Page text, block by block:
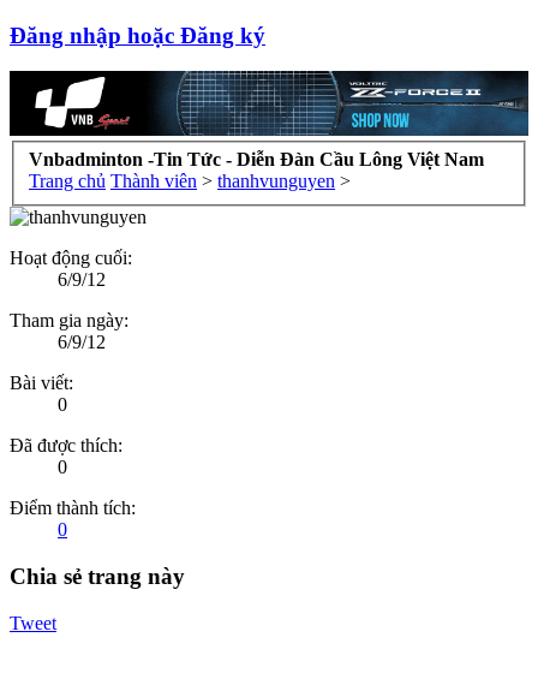
Đăng nhập hoặc Đăng ký
Vnbadminton -Tin Tức - Diễn Đàn Cầu Lông Việt Nam
Trang chủ Thành viên > thanhvunguyen >
Hoạt động cuối:
6/9/12
Tham gia ngày:
6/9/12
Bài viết:
0
Đã được thích:
0
Điểm thành tích:
0
Chia sẻ trang này
Tweet